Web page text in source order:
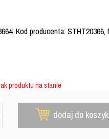
Kod producenta:
produktu na stanie
dodaj do